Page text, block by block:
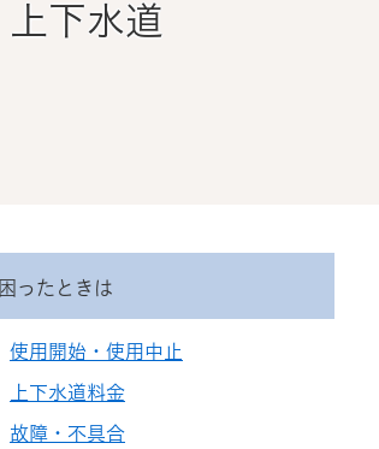
上下水道
困ったときは
使用開始・使用中止
上下水道料金
故障・不具合